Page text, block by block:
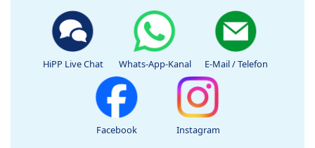
HiPP Live Chat Whats-App-Kanal E-Mail / Telefon
Facebook Instagram